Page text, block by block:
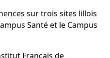
sur trois sites lillois
Santé et le Campus
Français de